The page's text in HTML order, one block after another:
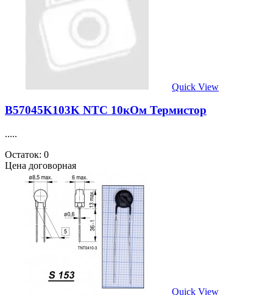
Quick View
B57045K103K NTC 10кОм Термистор
.....
Остаток: 0
Цена договорная
Quick View